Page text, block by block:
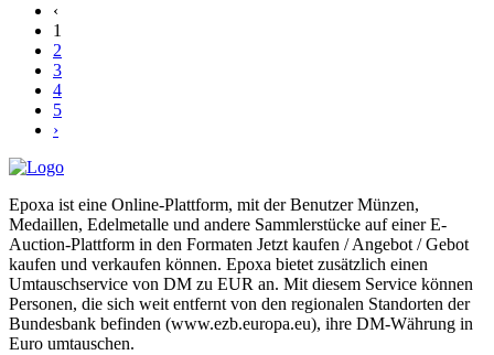
‹
1
2
3
4
5
›
Epoxa ist eine Online-Plattform, mit der Benutzer Münzen,
Medaillen, Edelmetalle und andere Sammlerstücke auf einer E-
Auction-Plattform in den Formaten Jetzt kaufen / Angebot / Gebot
kaufen und verkaufen können. Epoxa bietet zusätzlich einen
Umtauschservice von DM zu EUR an. Mit diesem Service können
Personen, die sich weit entfernt von den regionalen Standorten der
Bundesbank befinden (www.ezb.europa.eu), ihre DM-Währung in
Euro umtauschen.